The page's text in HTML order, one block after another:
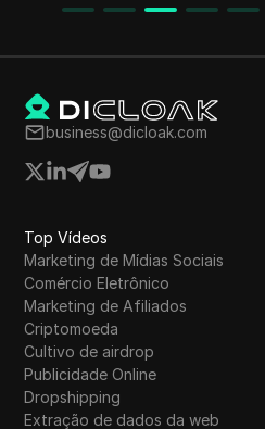
responder a perguntas
airdrops.
business@dicloak.com
Top Vídeos
Marketing de Mídias Sociais
Comércio Eletrônico
Marketing de Afiliados
Criptomoeda
Cultivo de airdrop
Publicidade Online
Dropshipping
Extração de dados da web